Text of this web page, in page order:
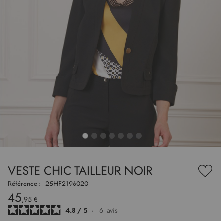
VESTE CHIC TAILLEUR NOIR
à
Référence : 25HF2196020
45,95 €
4.8 / 5 - 6 avis